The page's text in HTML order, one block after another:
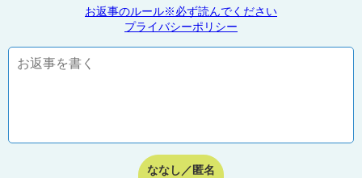
お返事のルール※必ず読んでください
プライバシーポリシー
ななし／匿名